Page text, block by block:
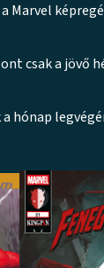
Marvel
csak a jövő
hónap